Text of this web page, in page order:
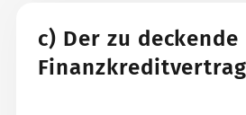
c) Der zu deckende
Finanzkreditvertrag